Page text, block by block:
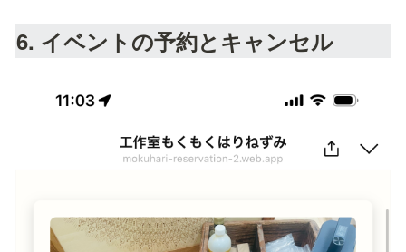
6. イベントの予約とキャンセル